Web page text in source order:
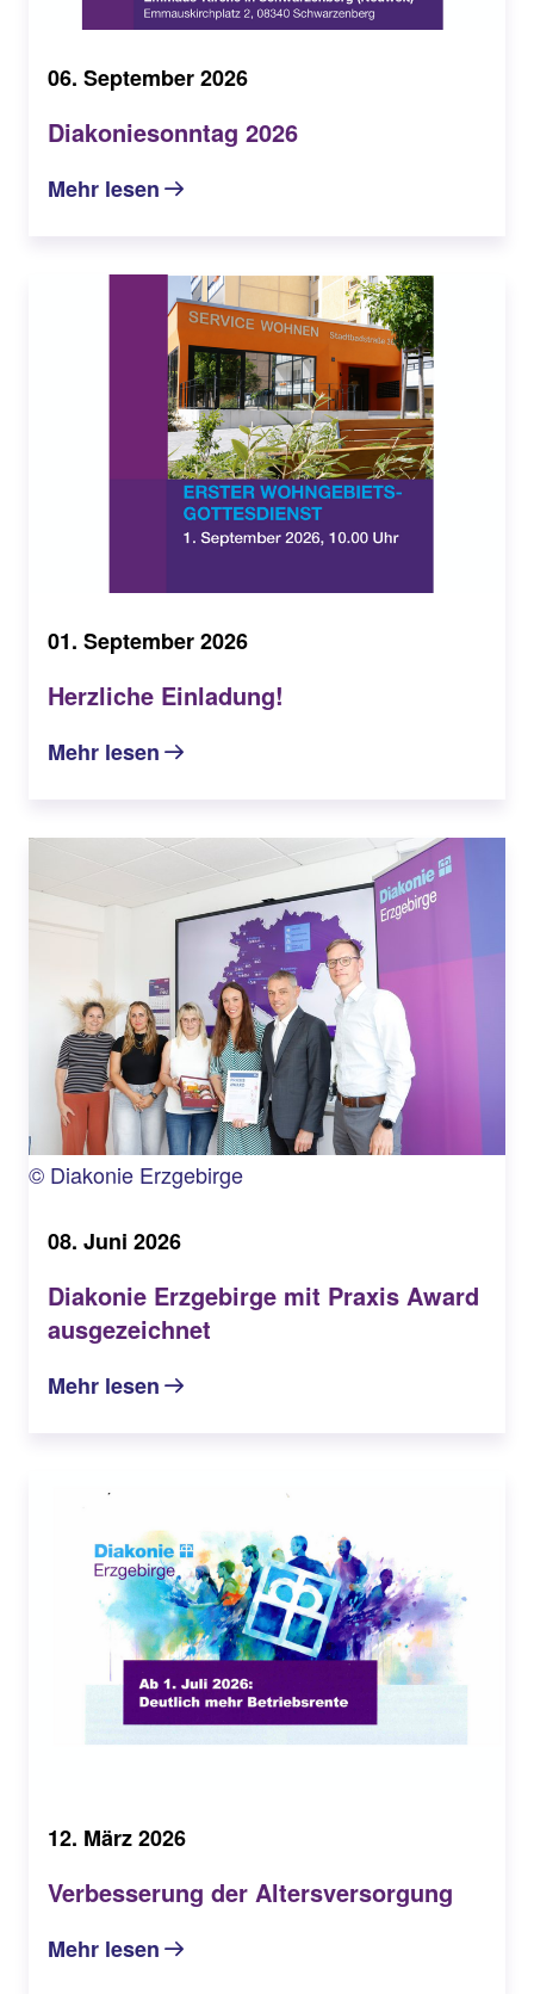
06. September 2026
Diakoniesonntag 2026
Mehr lesen
01. September 2026
Herzliche Einladung!
Mehr lesen
© Diakonie Erzgebirge
08. Juni 2026
Diakonie Erzgebirge mit Praxis Award
ausgezeichnet
Mehr lesen
12. März 2026
Verbesserung der Altersversorgung
Mehr lesen